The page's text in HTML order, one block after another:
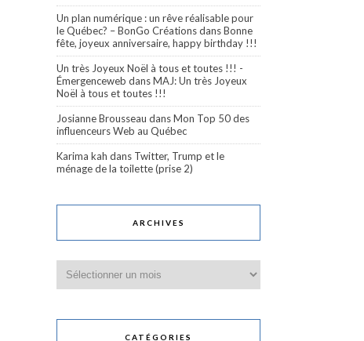
Un plan numérique : un rêve réalisable pour
le Québec? – BonGo CréationsdansBonne
fête, joyeux anniversaire, happy birthday !!!
Un très Joyeux Noël à tous et toutes !!! -
Émergenceweb dansMAJ: Un très Joyeux
Noël à tous et toutes !!!
Josianne Brousseau dansMon Top 50 des
influenceurs Web au Québec
Karima kah dans Twitter, Trump et le
ménage de la toilette (prise 2)
ARCHIVES
CATÉGORIES